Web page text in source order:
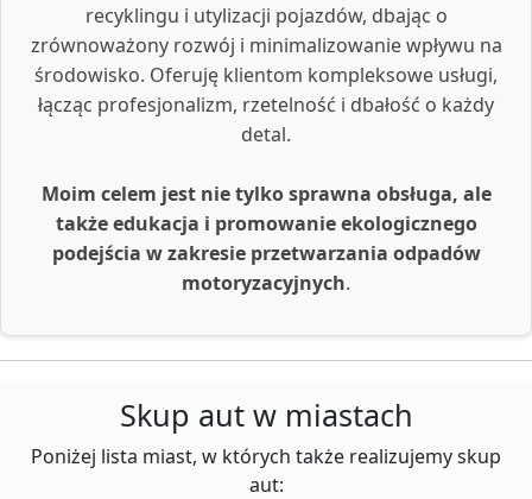
recyklingu i utylizacji pojazdów, dbając o
zrównoważony rozwój i minimalizowanie wpływu na
środowisko. Oferuję klientom kompleksowe usługi,
łącząc profesjonalizm, rzetelność i dbałość o każdy
detal.
Moim celem jest nie tylko sprawna obsługa, ale
także edukacja i promowanie ekologicznego
podejścia w zakresie przetwarzania odpadów
motoryzacyjnych.
Skup aut w miastach
Poniżej lista miast, w których także realizujemy skup
aut: